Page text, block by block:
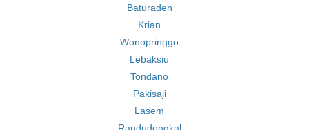
Baturaden
Krian
Wonopringgo
Lebaksiu
Tondano
Pakisaji
Lasem